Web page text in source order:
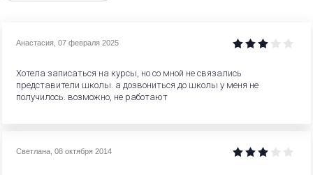
Анастасия, 07 февраля 2025
Хотела записаться на курсы, но со мной не связались
представители школы. а дозвониться до школы у меня не
получилось. возможно, не работают
Светлана, 08 октября 2014